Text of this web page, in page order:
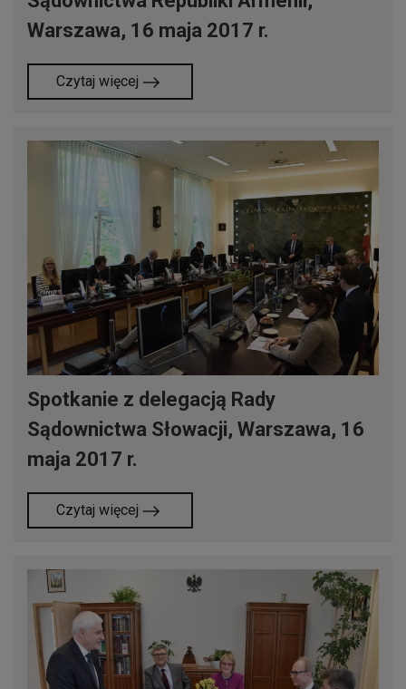
Warszawa, 16 maja 2017 r.
Czytaj więcej
Spotkanie z delegacją Rady
Sądownictwa Słowacji, Warszawa, 16
maja 2017 r.
Czytaj więcej